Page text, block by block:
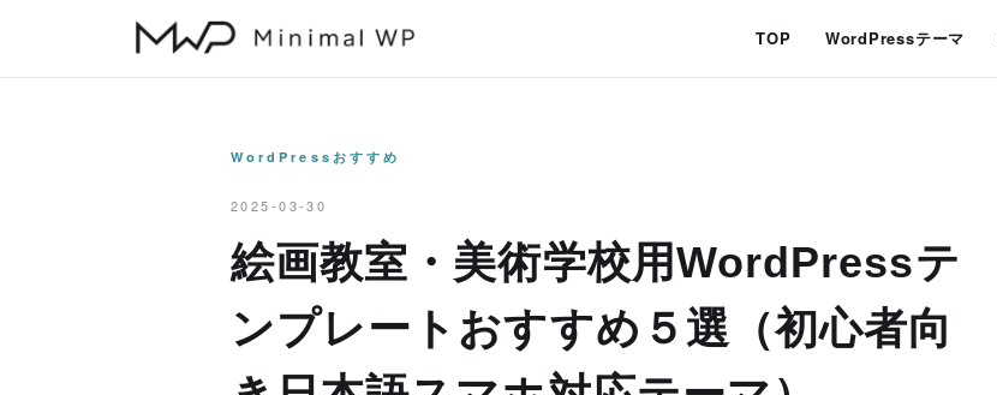
TOP WordPressテーマ
WordPressおすすめ
2025-03-30
絵画教室・美術学校用WordPressテ
ンプレートおすすめ５選（初心者向